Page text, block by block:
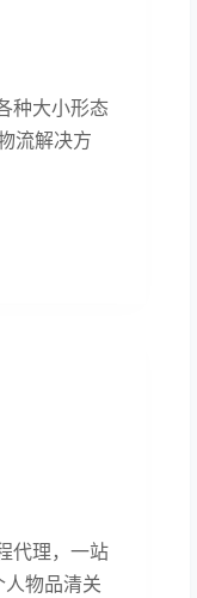
种大小形态
流解决方
代理，一站
物品清关